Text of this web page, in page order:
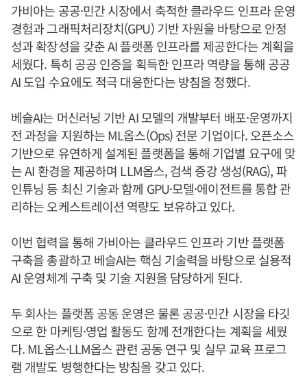
가비아는 공공·민간 시장에서 축적한 클라우드 인프라 운영
경험과 그래픽처리장치(GPU) 기반 자원을 바탕으로 안정
성과 확장성을 갖춘 AI 플랫폼 인프라를 제공한다는 계획을
세웠다. 특히 공공 인증을 획득한 인프라 역량을 통해 공공
AI 도입 수요에도 적극 대응한다는 방침을 정했다.
베슬AI는 머신러닝 기반 AI 모델의 개발부터 배포·운영까지
전 과정을 지원하는 ML옵스(Ops) 전문 기업이다. 오픈소스
기반으로 유연하게 설계된 플랫폼을 통해 기업별 요구에 맞
는 AI 환경을 제공하며 LLM옵스, 검색 증강 생성(RAG), 파
인튜닝 등 최신 기술과 함께 GPU·모델·에이전트를 통합 관
리하는 오케스트레이션 역량도 보유하고 있다.
이번 협력을 통해 가비아는 클라우드 인프라 기반 플랫폼
구축을 총괄하고 베슬AI는 핵심 기술력을 바탕으로 실용적
AI 운영체계 구축 및 기술 지원을 담당하게 된다.
두 회사는 플랫폼 공동 운영은 물론 공공·민간 시장을 타깃
으로 한 마케팅·영업 활동도 함께 전개한다는 계획을 세웠
다. ML옵스·LLM옵스 관련 공동 연구 및 실무 교육 프로그
램 개발도 병행한다는 방침을 갖고 있다.